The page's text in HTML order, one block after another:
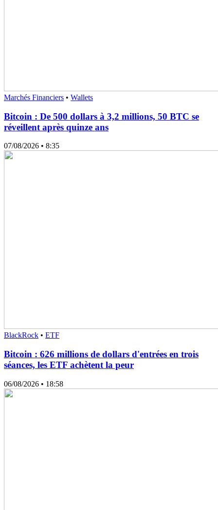
Marchés Financiers • Wallets
Bitcoin : De 500 dollars à 3,2 millions, 50 BTC se
réveillent après quinze ans
07/08/2026 • 8:35
BlackRock • ETF
Bitcoin : 626 millions de dollars d'entrées en trois
séances, les ETF achètent la peur
06/08/2026 • 18:58